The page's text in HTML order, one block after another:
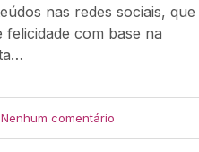
nas redes sociais, que
felicidade com base na
Nenhum comentário